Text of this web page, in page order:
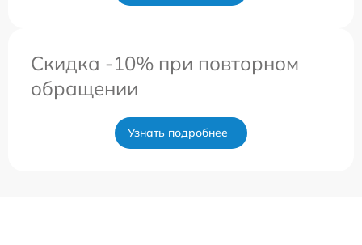
Скидка -10% при повторном
обращении
Узнать подробнее